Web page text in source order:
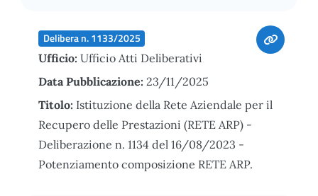
Delibera n. 1133/2025
Ufficio: Ufficio Atti Deliberativi
Data Pubblicazione: 23/11/2025
Titolo: Istituzione della Rete Aziendale per il
Recupero delle Prestazioni (RETE ARP) -
Deliberazione n. 1134 del 16/08/2023 -
Potenziamento composizione RETE ARP.